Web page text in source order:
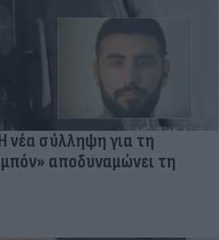
νέα σύλληψη για τη
αποδυναμώνει τη